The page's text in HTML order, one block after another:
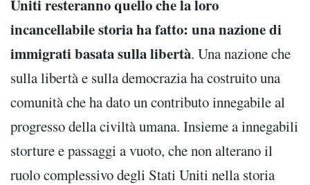
Uniti resteranno quello che la loro
incancellabile storia ha fatto: una nazione di
immigrati basata sulla libertà. Una nazione che
sulla libertà e sulla democrazia ha costruito una
comunità che ha dato un contributo innegabile al
progresso della civiltà umana. Insieme a innegabili
storture e passaggi a vuoto, che non alterano il
ruolo complessivo degli Stati Uniti nella storia